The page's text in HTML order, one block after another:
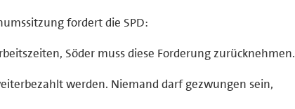
fordert die SPD:
Söder muss diese Forderung zurücknehmen.
werden. Niemand darf gezwungen sein,